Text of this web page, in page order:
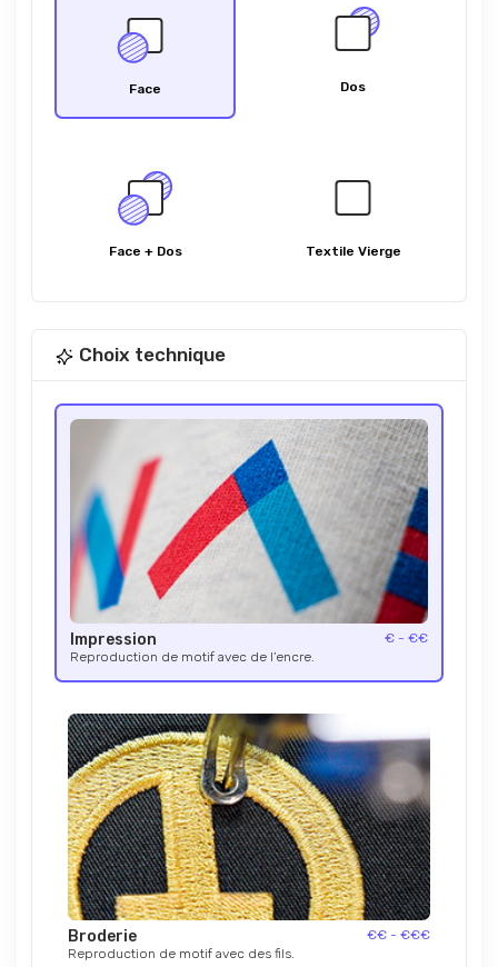
Face Dos
Face + Dos Textile Vierge
Choix technique
Impression
€ - €€
Reproduction de motif avec de l’encre.
Broderie
€€ - €€€
Reproduction de motif avec des fils.